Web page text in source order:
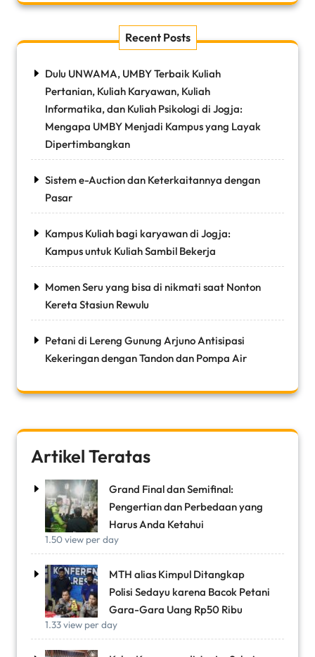
Recent Posts
Dulu UNWAMA, UMBY Terbaik Kuliah
Pertanian, Kuliah Karyawan, Kuliah
Informatika, dan Kuliah Psikologi di Jogja:
Mengapa UMBY Menjadi Kampus yang Layak
Dipertimbangkan
Sistem e-Auction dan Keterkaitannya dengan
Pasar
Kampus Kuliah bagi karyawan di Jogja:
Kampus untuk Kuliah Sambil Bekerja
Momen Seru yang bisa di nikmati saat Nonton
Kereta Stasiun Rewulu
Petani di Lereng Gunung Arjuno Antisipasi
Kekeringan dengan Tandon dan Pompa Air
Artikel Teratas
Grand Final dan Semifinal:
Pengertian dan Perbedaan yang
Harus Anda Ketahui
1.50 view per day
MTH alias Kimpul Ditangkap
Polisi Sedayu karena Bacok Petani
Gara-Gara Uang Rp50 Ribu
1.33 view per day